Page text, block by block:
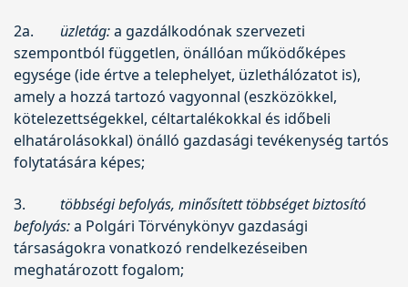
2a. üzletág:a gazdálkodónak szervezeti
szempontból független, önállóan működőképes
egysége (ide értve a telephelyet, üzlethálózatot is),
amely a hozzá tartozó vagyonnal (eszközökkel,
kötelezettségekkel, céltartalékokkal és időbeli
elhatárolásokkal) önálló gazdasági tevékenység tartós
folytatására képes;
3.
többségi befolyás, minősített többséget biztosító
befolyás:a Polgári Törvénykönyv gazdasági
társaságokra vonatkozó rendelkezéseiben
meghatározott fogalom;